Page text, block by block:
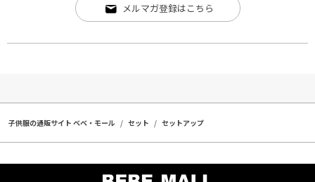
メルマガ登録はこちら
子供服の通販サイト ベベ・モール セット セットアップ